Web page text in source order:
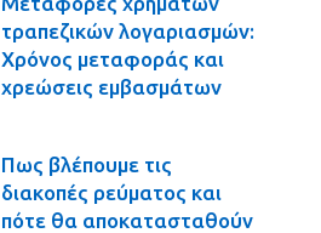
τραπεζικών λογαριασμών:
Χρόνος μεταφοράς και
χρεώσεις εμβασμάτων
Πως βλέπουμε τις
διακοπές ρεύματος και
πότε θα αποκατασταθούν